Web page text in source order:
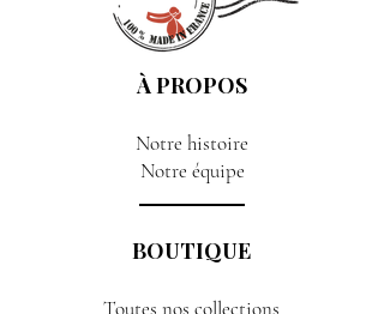
À PROPOS
Notre histoire
Notre équipe
BOUTIQUE
Toutes nos collections